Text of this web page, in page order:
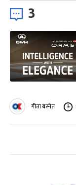
3
गीता बस्नेत